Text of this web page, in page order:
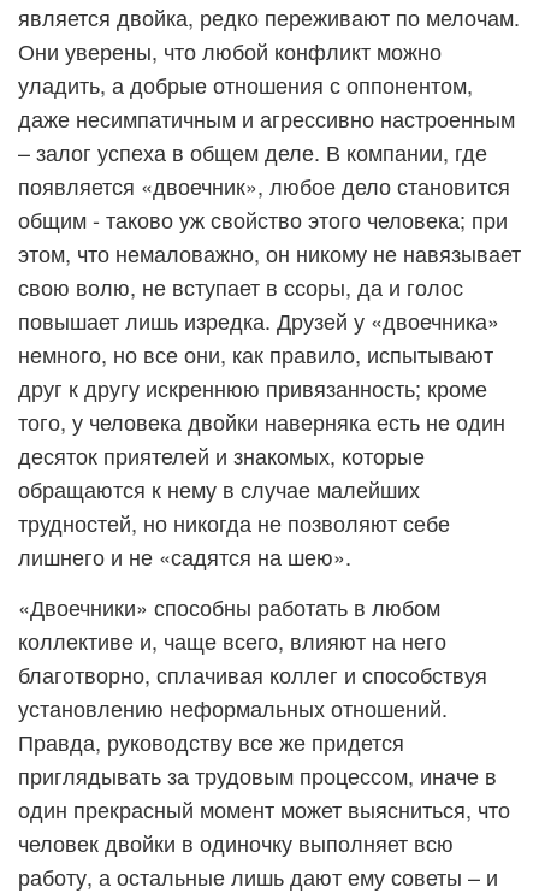
является двойка, редко переживают по мелочам.
Они уверены, что любой конфликт можно
уладить, а добрые отношения с оппонентом,
даже несимпатичным и агрессивно настроенным
– залог успеха в общем деле. В компании, где
появляется «двоечник», любое дело становится
общим - таково уж свойство этого человека; при
этом, что немаловажно, он никому не навязывает
свою волю, не вступает в ссоры, да и голос
повышает лишь изредка. Друзей у «двоечника»
немного, но все они, как правило, испытывают
друг к другу искреннюю привязанность; кроме
того, у человека двойки наверняка есть не один
десяток приятелей и знакомых, которые
обращаются к нему в случае малейших
трудностей, но никогда не позволяют себе
лишнего и не «садятся на шею».
«Двоечники» способны работать в любом
коллективе и, чаще всего, влияют на него
благотворно, сплачивая коллег и способствуя
установлению неформальных отношений.
Правда, руководству все же придется
приглядывать за трудовым процессом, иначе в
один прекрасный момент может выясниться, что
человек двойки в одиночку выполняет всю
работу, а остальные лишь дают ему советы – и